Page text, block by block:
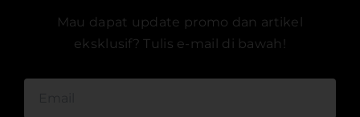
Mau dapat update promo dan artikel
eksklusif? Tulis e-mail di bawah!